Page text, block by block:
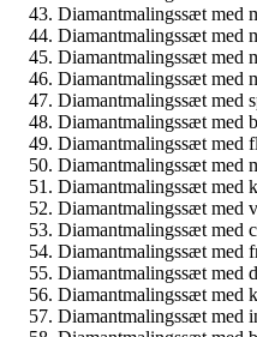
Diamantmalingssæt med
Diamantmalingssæt med
Diamantmalingssæt med
Diamantmalingssæt med
Diamantmalingssæt med
Diamantmalingssæt med
Diamantmalingssæt med
Diamantmalingssæt med
Diamantmalingssæt med
Diamantmalingssæt med
Diamantmalingssæt med
Diamantmalingssæt med
Diamantmalingssæt med
Diamantmalingssæt med
Diamantmalingssæt med